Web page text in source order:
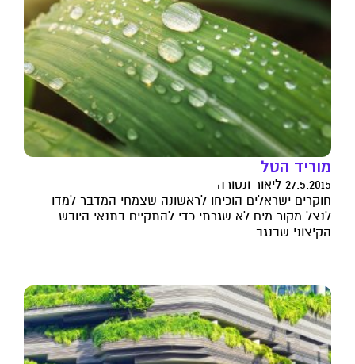
מוריד הטל
27.5.2015 ליאור ונטורה
חוקרים ישראלים הוכיחו לראשונה שצמחי המדבר למדו
לנצל מקור מים לא שגרתי כדי להתקיים בתנאי היובש
הקיצוני שבנגב